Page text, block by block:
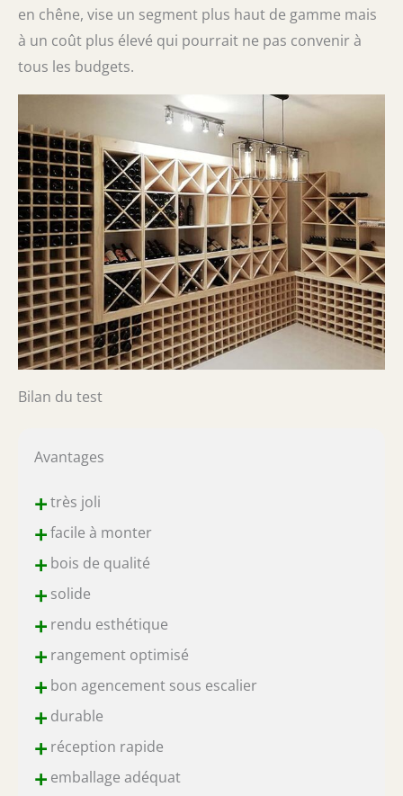
en chêne, vise un segment plus haut de gamme mais
à un coût plus élevé qui pourrait ne pas convenir à
tous les budgets.
Bilan du test
Avantages
+très joli
+facile à monter
+bois de qualité
+solide
+rendu esthétique
+rangement optimisé
+bon agencement sous escalier
+durable
+réception rapide
+emballage adéquat